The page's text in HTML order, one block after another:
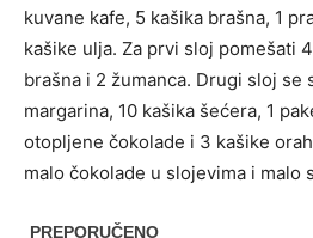
kuvane kafe, 5 kašika brašna, 1
kašike ulja. Za prvi sloj pomešati
brašna i 2 žumanca. Drugi sloj se
margarina, 10 kašika šećera, 1
otopljene čokolade i 3 kašike
malo čokolade u slojevima i malo